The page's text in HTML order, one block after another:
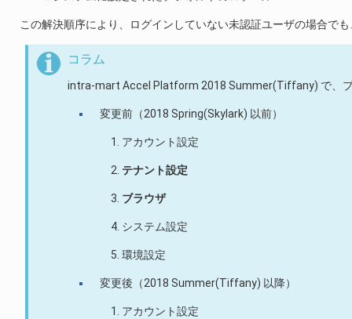
この解決順序により、ログインしていない未認証ユーザの場合で
コラム
intra-mart Accel Platform 2018 Summer(Tiffany) で、
変更前（2018 Spring(Skylark) 以前）
アカウント設定
テナント設定
ブラウザ
システム設定
環境設定
変更後（2018 Summer(Tiffany) 以降）
アカウント設定